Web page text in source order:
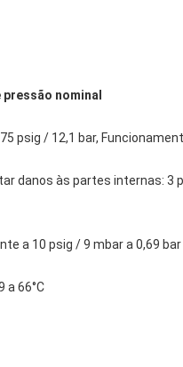
nominal
psig / 12,1 bar,
danos às partes internas: 3
a 10 psig / 9 mbar a 0,69
a 66°C